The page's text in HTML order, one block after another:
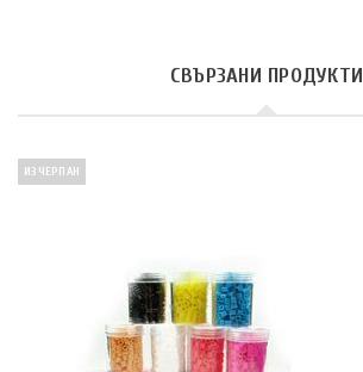
СВЪРЗАНИ ПРОДУКТИ
ИЗЧЕРПАН